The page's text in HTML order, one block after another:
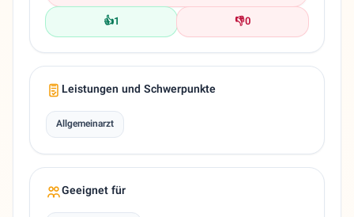
👍1 👎0
Leistungen und Schwerpunkte
Allgemeinarzt
Geeignet für